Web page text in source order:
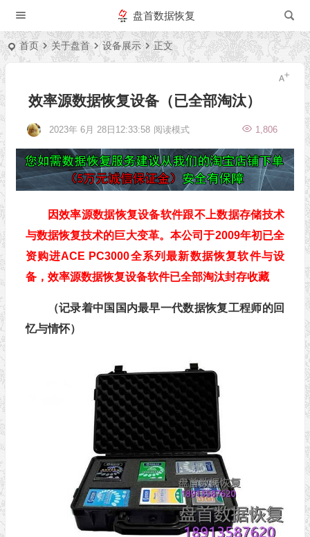
盘首数据恢复
首页 关于盘首 设备展示 正文
效率源数据恢复设备（已全部淘汰）
2023年 6月 28日12:33:58 1,806
阅读模式
因效率源数据恢复设备软件跟不上数据存储技术
与数据恢复技术的巨大变革。本公司于2009年初已全
资购进ACE PC3000全系列最新数据恢复软件与设
备，效率源数据恢复设备软件已全部淘汰封存收藏
（记录着中国国内最早一代数据恢复工程师的回
忆与情怀）